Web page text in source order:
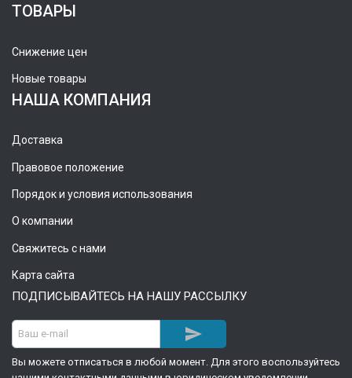
ТОВАРЫ
Снижение цен
Новые товары
НАША КОМПАНИЯ
Доставка
Правовое положение
Порядок и условия использования
О компании
Свяжитесь с нами
Карта сайта
ПОДПИСЫВАЙТЕСЬ НА НАШУ РАССЫЛКУ

Вы можете отписаться в любой момент. Для этого воспользуйтесь